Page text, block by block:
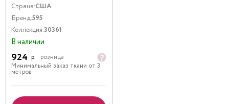
Страна:США
Бренд:595
Коллекция:30361
В наличии
924 р.
розница
Минимальный заказ ткани от 3
метров